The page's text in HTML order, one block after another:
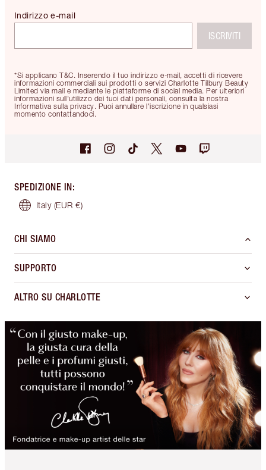
*Si applicano T&C. Inserendo il tuo indirizzo e-mail, accetti di ricevere
informazioni commerciali sui prodotti o servizi Charlotte Tilbury Beauty
Limited via mail e mediante le piattaforme di social media. Per ulteriori
informazioni sull'utilizzo dei tuoi dati personali, consulta la nostra
Informativa sulla privacy. Puoi annullare l'iscrizione in qualsiasi
momento contattandoci.
Indirizzo e-mail
ISCRIVITI
SPEDIZIONE IN:
Italy (EUR €)
CHI SIAMO
SUPPORTO
ALTRO SU CHARLOTTE